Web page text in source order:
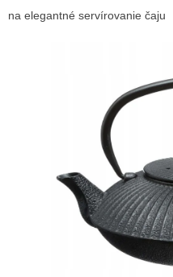
na elegantné servírovanie čaju